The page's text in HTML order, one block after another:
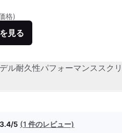
格)
見る
ル耐久性パフォーマンススク
3.4/5 (1 件のレビュー)